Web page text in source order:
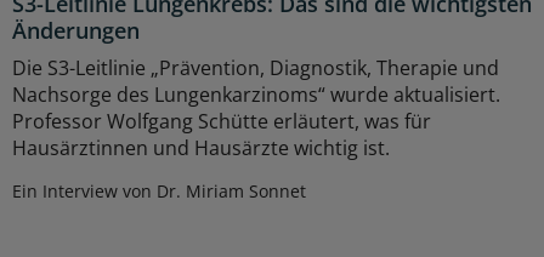
Änderungen
Die S3-Leitlinie „Prävention, Diagnostik, Therapie und
Nachsorge des Lungenkarzinoms“ wurde aktualisiert.
Professor Wolfgang Schütte erläutert, was für
Hausärztinnen und Hausärzte wichtig ist.
Ein Interview von Dr. Miriam Sonnet